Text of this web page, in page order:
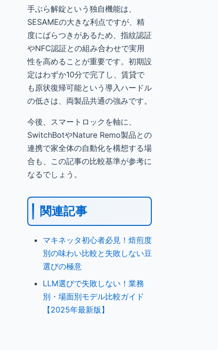
手ぶら解錠という独自機能は、
SESAMEの大きな利点ですが、精
度にばらつきがあるため、指紋認証
やNFC認証との組み合わせで実用
性を高めることが重要です。初期設
定はわずか10分で完了し、賃貸で
も原状復帰可能という導入ハードル
の低さは、両製品共通の強みです。
今後、スマートロックを軸に、
SwitchBotやNature Remo製品との
連携で家全体の自動化を構想する場
合も、この記事の比較基準が参考に
なるでしょう。
関連記事
マキネッタ初心者必見！焙煎度
別の味わい比較と失敗しない豆
選びの極意
LLM選びで失敗しない！業務
別・場面別モデル比較ガイド
【2025年最新版】